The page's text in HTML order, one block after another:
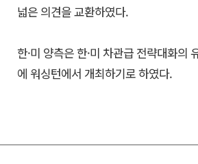
넓은 의견을 교환하였다.
한·미 양측은 한·미 차관급 전략대화
에 워싱턴에서 개최하기로 하였다.